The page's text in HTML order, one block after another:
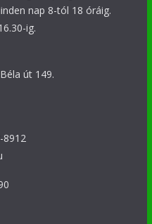
nap 8-tól 18 óráig.
ig.
út 149.
8912